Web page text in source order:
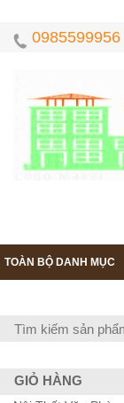
0985599956
TOÀN BỘ DANH MỤC
GIỎ HÀNG